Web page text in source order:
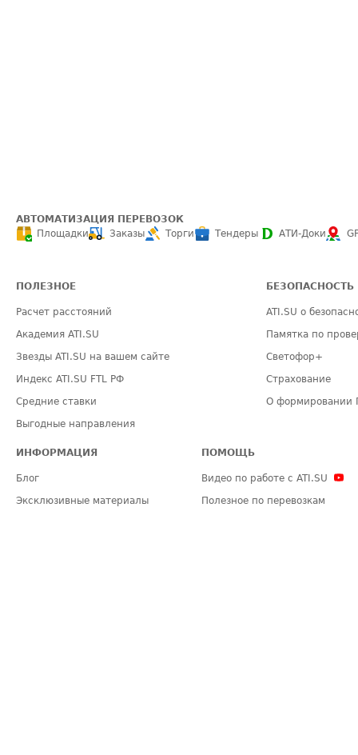
АВТОМАТИЗАЦИЯ ПЕРЕВОЗОК
Площадки
Заказы Торги Тендеры АТИ-Доки
ПОЛЕЗНОЕ
Расчет расстояний
Академия ATI.SU
Звезды ATI.SU на вашем сайте
Индекс ATI.SU FTL РФ
Средние ставки
Выгодные направления
БЕЗОПАСНОСТЬ
ATI.SU о
Памятка по
Светофор+
Страхование
О формировании
ИНФОРМАЦИЯ
Блог
Эксклюзивные материалы
ПОМОЩЬ
Видео по работе с ATI.SU
Полезное по перевозкам